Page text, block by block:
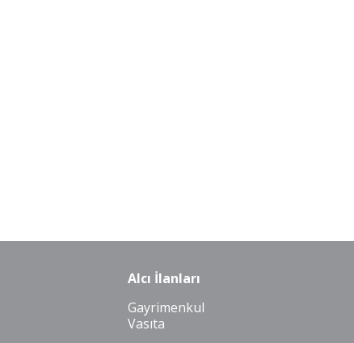
Alcı İlanları
Gayrimenkul
Vasıta